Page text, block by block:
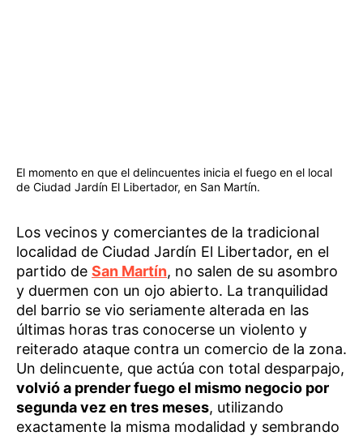
El momento en que el delincuentes inicia el fuego en el local
de Ciudad Jardín El Libertador, en San Martín.
Los vecinos y comerciantes de la tradicional
localidad de Ciudad Jardín El Libertador, en el
partido de San Martín, no salen de su asombro
y duermen con un ojo abierto. La tranquilidad
del barrio se vio seriamente alterada en las
últimas horas tras conocerse un violento y
reiterado ataque contra un comercio de la zona.
Un delincuente, que actúa con total desparpajo,
volvió a prender fuego el mismo negocio por
segunda vez en tres meses, utilizando
exactamente la misma modalidad y sembrando